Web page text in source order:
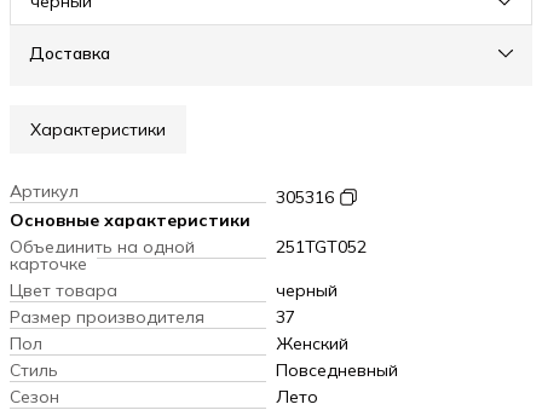
Доставка
Характеристики
Артикул
305316
Основные характеристики
Объединить на одной
карточке
251TGT052
Цвет товара
черный
Размер производителя
37
Пол
Женский
Стиль
Повседневный
Сезон
Лето